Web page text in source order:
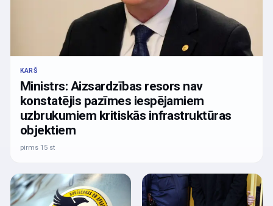
KARŠ
Ministrs: Aizsardzības resors nav
konstatējis pazīmes iespējamiem
uzbrukumiem kritiskās infrastruktūras
objektiem
pirms 15 st